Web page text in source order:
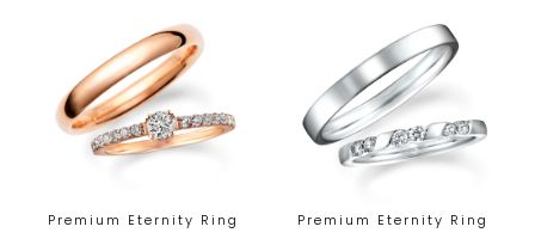
Premium Eternity Ring Premium Eternity Ring